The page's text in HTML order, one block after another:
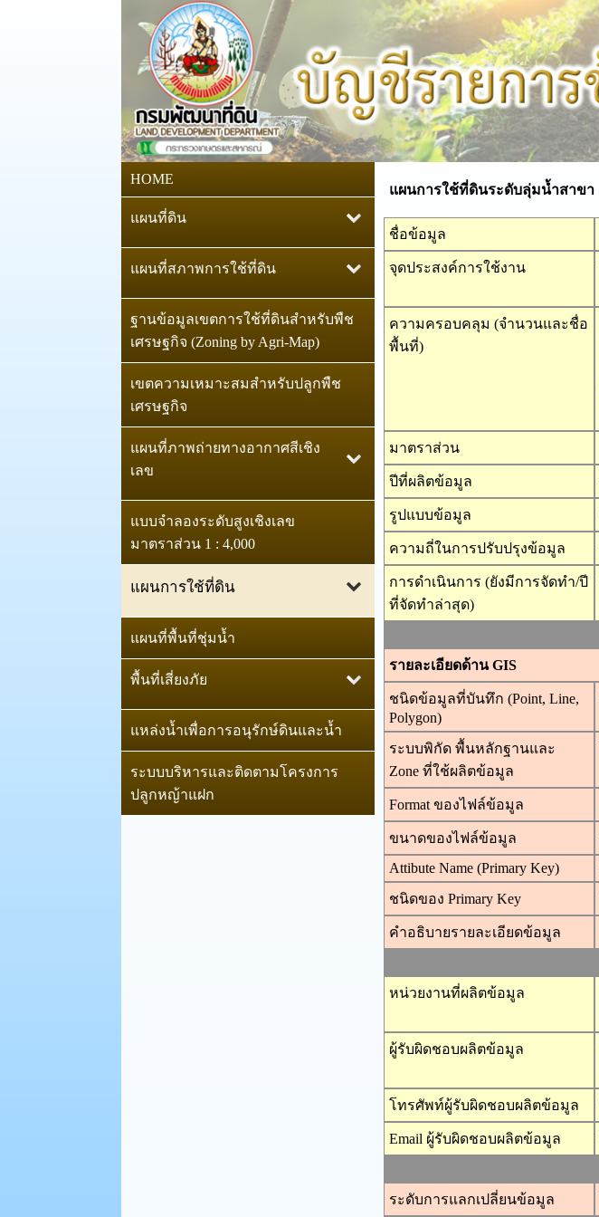
HOME
แผนที่ดิน
แผนที่กลุ่มชุดดิน มาตราส่วน
1:25,000
แผนที่ทรัพยากรดินของ
ประเทศไทย : ระดับชุดดิน
มาตราส่วน 1:25,000
แผนที่ดิน ตามระบบฐานอ้างอิง
ทรัพยากรดินโลก (WRB)
แผนที่ชุดดิน มาตราส่วน 1:100,000
แผนที่สถานภาพทรัพยากรดิน
ทรัพยากรดินปัญหาของ
ประเทศไทย
แผนที่การแพร่กระจายของคราบ
เกลือภาคตะวันออกเฉียงเหนือ
แผนที่สภาพการใช้ที่ดิน
แผนที่สภาพการใช้ที่ดิน
มาตราส่วน 1:25,000
ฐานข้อมูลเขตการใช้ที่ดินสำหรับพืช
เศรษฐกิจ (Zoning by Agri-Map)
เขตความเหมาะสมสำหรับปลูกพืช
เศรษฐกิจ
แผนที่ภาพถ่ายทางอากาศสีเชิง
เลข
ภาพถ่ายออร์โธสีเชิงเลข
มาตราส่วน 1:4,000
ภาพถ่ายออร์โธสีเชิงเลข
มาตราส่วน 1:25,000
แผนที่เส้นชั้นความสูงเชิงเลข
มาตราส่วน 1:4,000
มาตราส่วน 1:25,000
หมุดหลักฐานภาคที่ดิน
แผนที่จำแนกประเภทที่ดิน
แบบจำลองระดับสูงเชิงเลข
มาตราส่วน 1 : 4,000
แผนการใช้ที่ดิน
แผนการใช้ที่ดินระดับตำบล
แผนการใช้ที่ดินระดับลุ่มน้ำ
เขตการใช้ที่ดินพืชเศรษฐกิจ
แผนที่พื้นที่ชุ่มน้ำ
พื้นที่เสี่ยงภัย
พื้นที่เสี่ยงต่อการชะล้างพังทลาย
พื้นที่น้ำท่วมซ้ำซาก
แหล่งน้ำเพื่อการอนุรักษ์ดินและน้ำ
ระบบบริหารและติดตามโครงการ
ปลูกหญ้าแฝก
แผนการใช้ที่ดินระดับลุ่มน้ำสาขา
ชื่อข้อมูล
จุดประสงค์การใช้งาน
ความครอบคลุม (จำนวนและชื่อ
พื้นที่)
มาตราส่วน
ปีที่ผลิตข้อมูล
รูปแบบข้อมูล
ความถี่ในการปรับปรุงข้อมูล
การดำเนินการ (ยังมีการจัดทำ/ปี
ที่จัดทำล่าสุด)
รายละเอียดด้าน GIS
ชนิดข้อมูลที่บันทึก (Point, Line,
Polygon)
ระบบพิกัด พื้นหลักฐานและ
Zone ที่ใช้ผลิตข้อมูล
Format ของไฟล์ข้อมูล
ขนาดของไฟล์ข้อมูล
Attibute Name (Primary Key)
ชนิดของ Primary Key
คำอธิบายรายละเอียดข้อมูล
หน่วยงานที่ผลิตข้อมูล
ผู้รับผิดชอบผลิตข้อมูล
โทรศัพท์ผู้รับผิดชอบผลิตข้อมูล
Email ผู้รับผิดชอบผลิตข้อมูล
ระดับการแลกเปลี่ยนข้อมูล